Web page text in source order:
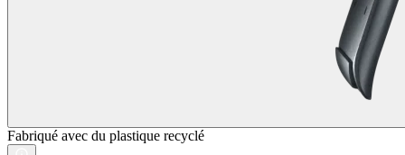
Fabriqué avec du plastique recyclé